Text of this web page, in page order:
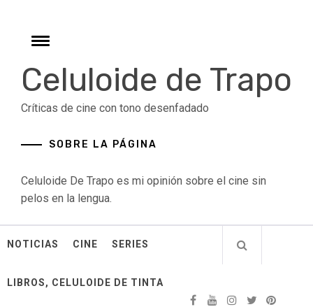
contentToggle
Celuloide de Trapo
Críticas de cine con tono desenfadado
SOBRE LA PÁGINA
Celuloide De Trapo es mi opinión sobre el cine sin
pelos en la lengua.
NOTICIAS CINE SERIES
LIBROS, CELULOIDE DE TINTA